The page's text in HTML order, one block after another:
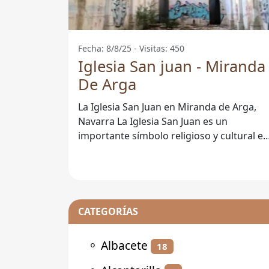
Fecha: 8/8/25 - Visitas: 450
Iglesia San juan - Miranda
De Arga
La Iglesia San Juan en Miranda de Arga,
Navarra La Iglesia San Juan es un
importante símbolo religioso y cultural en
CATEGORÍAS
⚬ Albacete 18